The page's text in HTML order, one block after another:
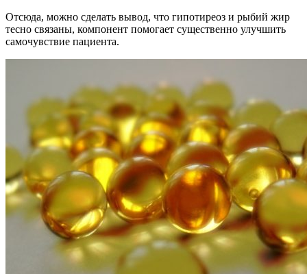
Отсюда, можно сделать вывод, что гипотиреоз и рыбий жир
тесно связаны, компонент помогает существенно улучшить
самочувствие пациента.